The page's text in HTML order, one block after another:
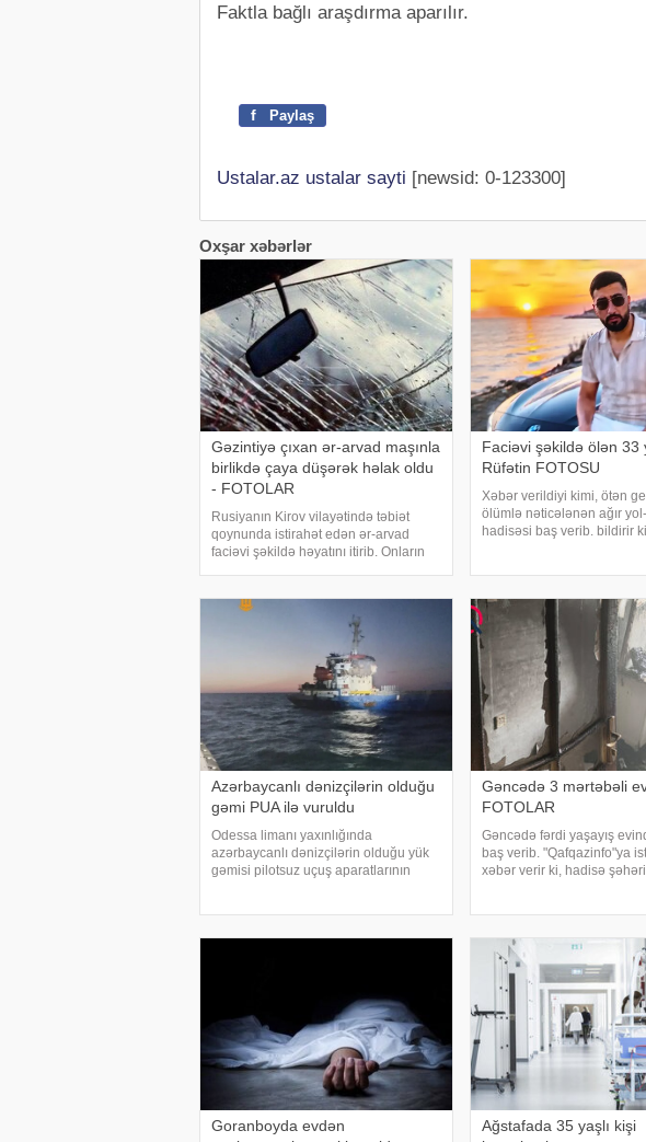
Faktla bağlı araşdırma aparılır.
f Paylaş
Ustalar.az ustalar sayti [newsid: 0-123300]
Oxşar xəbərlər
Gəzintiyə çıxan ər-arvad maşınla
birlikdə çaya düşərək həlak oldu
- FOTOLAR
Rusiyanın Kirov vilayətində təbiət
qoynunda istirahət edən ər-arvad
faciəvi şəkildə həyatını itirib. Onların
verir ki, Kirovo-Çepetsk sakinləri – 46
Faciəvi şəkildə ölən 33
Rüfətin FOTOSU
Xəbər verildiyi kimi, ötən
ölümlə nəticələnən ağır
hadisəsi baş verib. bildirir
hərəkətdə ola
Azərbaycanlı dənizçilərin olduğu
gəmi PUA ilə vuruldu
Odessa limanı yaxınlığında
azərbaycanlı dənizçilərin olduğu yük
gəmisi pilotsuz uçuş aparatlarının
İctima
Gəncədə 3 mərtəbəli
FOTOLAR
Gəncədə fərdi yaşayış
baş verib. "Qafqazinfo"ya
xəbər verir ki, hadisə
əraziy
Goranboyda evdən
Ağstafada 35 yaşlı kişi